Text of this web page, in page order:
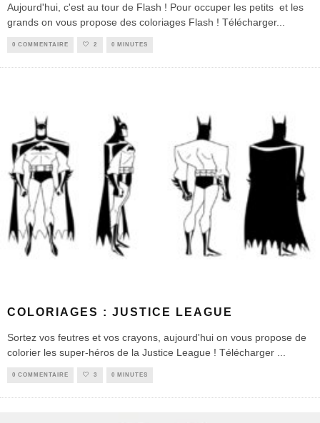
Aujourd'hui, c'est au tour de Flash ! Pour occuper les petits et les
grands on vous propose des coloriages Flash ! Télécharger...
0 COMMENTAIRE 2 0 MINUTES
COLORIAGES : JUSTICE LEAGUE
Sortez vos feutres et vos crayons, aujourd'hui on vous propose de
colorier les super-héros de la Justice League ! Télécharger
0 COMMENTAIRE 3 0 MINUTES